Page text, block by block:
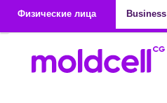
Физические лица
Business